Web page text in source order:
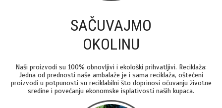
SAČUVAJMO
OKOLINU
Naši proizvodi su 100% obnovljivi i ekološki prihvatljivi. Reciklaža:
Jedna od prednosti naše ambalaže je i sama reciklaža, oštećeni
proizvodi u potpunosti su reciklabilni što doprinosi očuvanju životne
sredine i povećanju ekonomske isplativosti naših kupaca.